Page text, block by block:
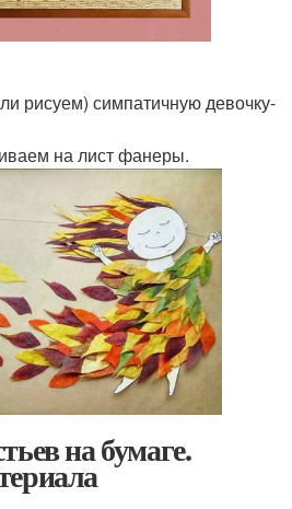
рисуем) симпатичную девочку-
на лист фанеры.
на бумаге.